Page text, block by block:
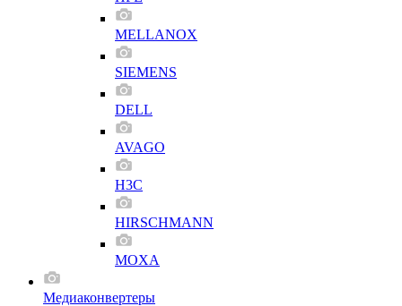
MELLANOX
SIEMENS
DELL
AVAGO
H3C
HIRSCHMANN
MOXA
Медиаконвертеры